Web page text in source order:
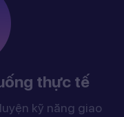
thực tế
kỹ năng giao